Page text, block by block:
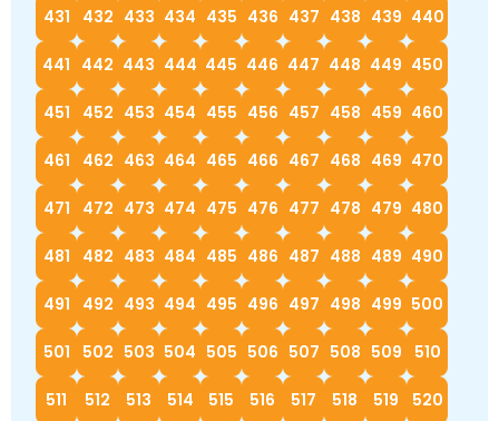
431 432 433 434 435 436 437 438 439 440
441 442 443 444 445 446 447 448 449 450
451 452 453 454 455 456 457 458 459 460
461 462 463 464 465 466 467 468 469 470
471 472 473 474 475 476 477 478 479 480
481 482 483 484 485 486 487 488 489 490
491 492 493 494 495 496 497 498 499 500
501 502 503 504 505 506 507 508 509 510
511 512 513 514 515 516 517 518 519 520